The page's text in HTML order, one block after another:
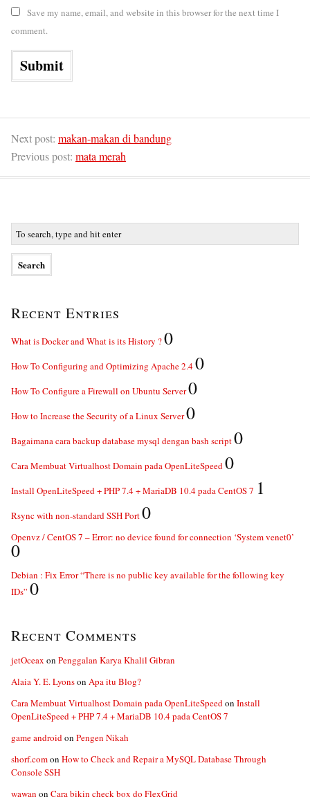
Save my name, email, and website in this browser for the next time I
comment.
Next post: makan-makan di bandung
Previous post: mata merah
Recent Entries
What is Docker and What is its History ?0
How To Configuring and Optimizing Apache 2.40
How To Configure a Firewall on Ubuntu Server0
How to Increase the Security of a Linux Server0
Bagaimana cara backup database mysql dengan bash script0
Cara Membuat Virtualhost Domain pada OpenLiteSpeed0
Install OpenLiteSpeed + PHP 7.4 + MariaDB 10.4 pada CentOS 7 1
Rsync with non-standard SSH Port0
Openvz / CentOS 7 – Error: no device found for connection ‘System venet0’
0
Debian : Fix Error “There is no public key available for the following key
IDs” 0
Recent Comments
jetOceax on Penggalan Karya Khalil Gibran
Alaia Y. E. Lyonson Apa itu Blog?
Cara Membuat Virtualhost Domain pada OpenLiteSpeedon Install
OpenLiteSpeed + PHP 7.4 + MariaDB 10.4 pada CentOS 7
game androidon Pengen Nikah
shorf.comon How to Check and Repair a MySQL Database Through
Console SSH
wawan on Cara bikin check box do FlexGrid